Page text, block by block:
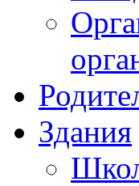
Здания